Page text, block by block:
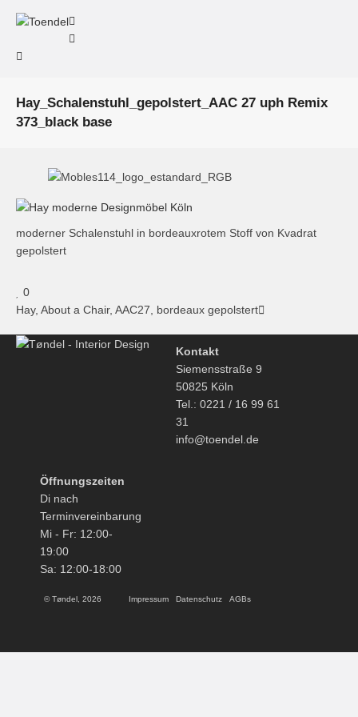
Hay_Schalenstuhl_gepolstert_AAC 27 uph Remix
373_black base
moderner Schalenstuhl in bordeauxrotem Stoff von Kvadrat
gepolstert
0
Hay, About a Chair, AAC27, bordeaux gepolstert
Kontakt
Siemensstraße 9
50825 Köln
Tel.: 0221 / 16 99 61
31
info@toendel.de
Öffnungszeiten
Di nach
Terminvereinbarung
Mi - Fr: 12:00-
19:00
Sa: 12:00-18:00
© Tøndel, 2026 Impressum Datenschutz AGBs